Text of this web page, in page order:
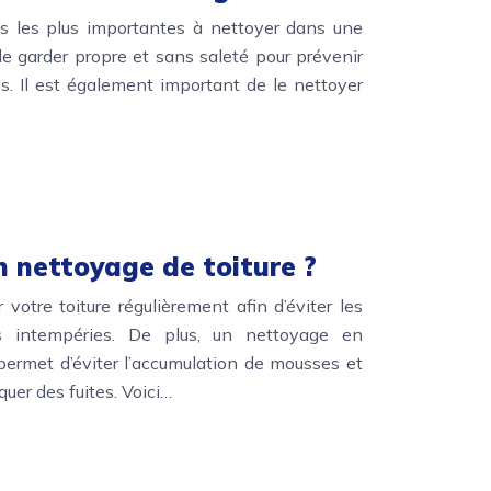
les plus importantes à nettoyer dans une
garder propre et sans saleté pour prévenir
Il est également important de le nettoyer
nettoyage de toiture ?
toiture régulièrement afin d’éviter les
intempéries. De plus, un nettoyage en
d’éviter l’accumulation de mousses et
des fuites. Voici…